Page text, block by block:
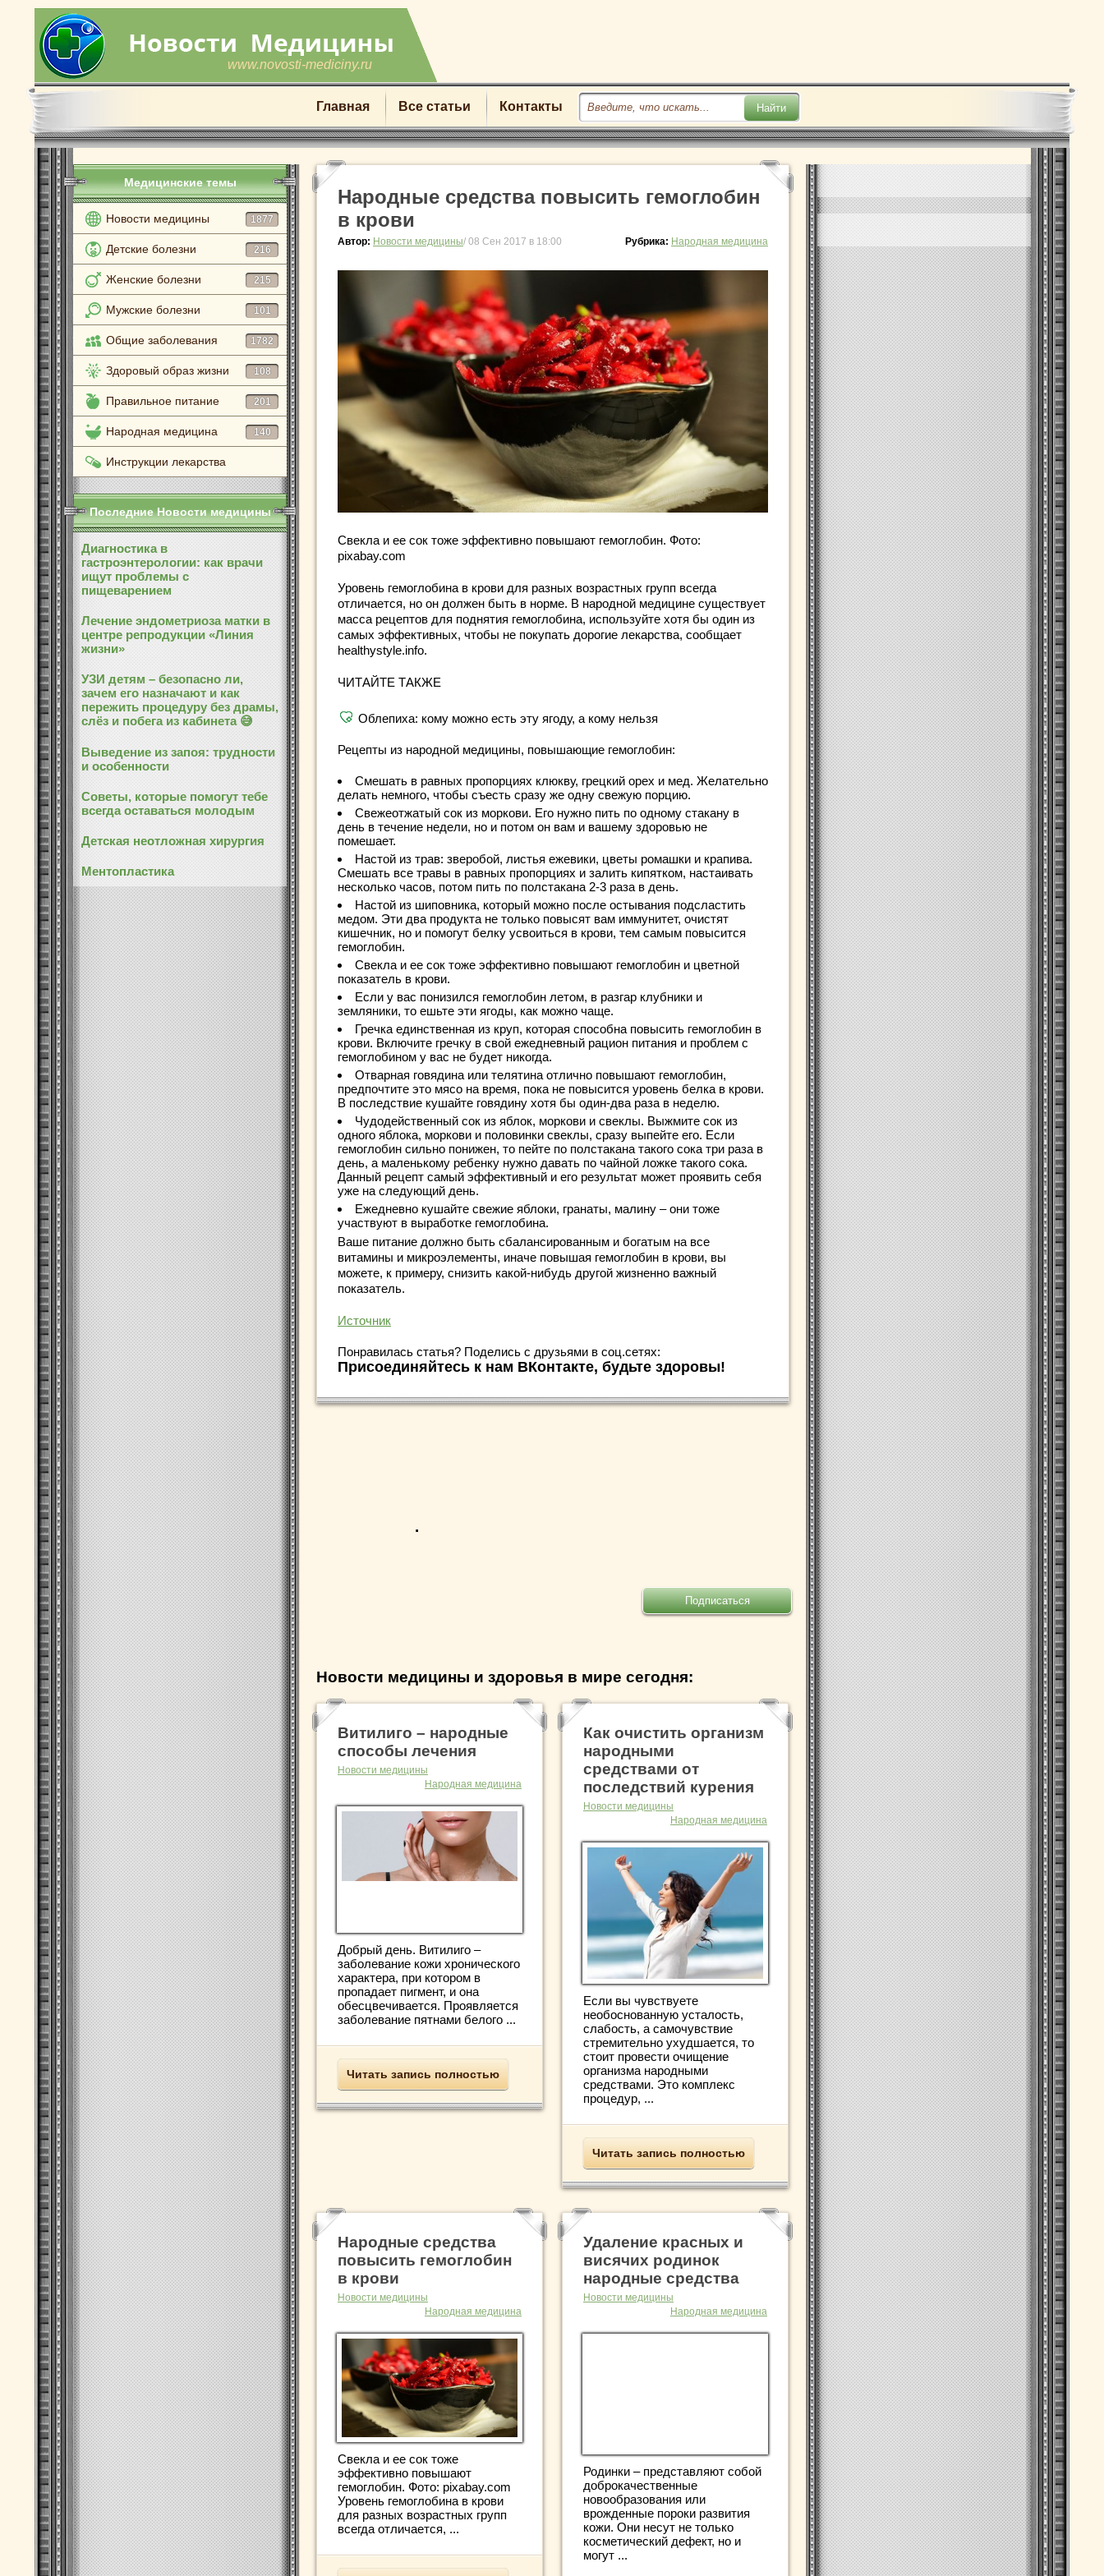
www.novosti-mediciny.ru
Главная Все статьи Контакты
Медицинские темы
Новости медицины 1877
Детские болезни 216
Женские болезни 215
Мужские болезни 101
Общие заболевания 1782
Здоровый образ жизни 108
Правильное питание 201
Народная медицина 140
Инструкции лекарства
Последние Новости медицины
Диагностика в
гастроэнтерологии: как врачи
ищут проблемы с
пищеварением
Лечение эндометриоза матки в
центре репродукции «Линия
жизни»
УЗИ детям – безопасно ли,
зачем его назначают и как
пережить процедуру без драмы,
слёз и побега из кабинета 😅
Выведение из запоя: трудности
и особенности
Советы, которые помогут тебе
всегда оставаться молодым
Детская неотложная хирургия
Ментопластика
Народные средства повысить гемоглобин
в крови
Автор: Новости медицины/ 08 Сен 2017 в 18:00 Рубрика: Народная медицина
Свекла и ее сок тоже эффективно повышают гемоглобин. Фото:
pixabay.com
Уровень гемоглобина в крови для разных возрастных групп всегда
отличается, но он должен быть в норме. В народной медицине существует
масса рецептов для поднятия гемоглобина, используйте хотя бы один из
самых эффективных, чтобы не покупать дорогие лекарства, сообщает
healthystyle.info.
ЧИТАЙТЕ ТАКЖЕ
Облепиха: кому можно есть эту ягоду, а кому нельзя
Рецепты из народной медицины, повышающие гемоглобин:
Смешать в равных пропорциях клюкву, грецкий орех и мед. Желательно
делать немного, чтобы съесть сразу же одну свежую порцию.
Свежеотжатый сок из моркови. Его нужно пить по одному стакану в
день в течение недели, но и потом он вам и вашему здоровью не
помешает.
Настой из трав: зверобой, листья ежевики, цветы ромашки и крапива.
Смешать все травы в равных пропорциях и залить кипятком, настаивать
несколько часов, потом пить по полстакана 2-3 раза в день.
Настой из шиповника, который можно после остывания подсластить
медом. Эти два продукта не только повысят вам иммунитет, очистят
кишечник, но и помогут белку усвоиться в крови, тем самым повысится
гемоглобин.
Свекла и ее сок тоже эффективно повышают гемоглобин и цветной
показатель в крови.
Если у вас понизился гемоглобин летом, в разгар клубники и
земляники, то ешьте эти ягоды, как можно чаще.
Гречка единственная из круп, которая способна повысить гемоглобин в
крови. Включите гречку в свой ежедневный рацион питания и проблем с
гемоглобином у вас не будет никогда.
Отварная говядина или телятина отлично повышают гемоглобин,
предпочтите это мясо на время, пока не повысится уровень белка в крови.
В последствие кушайте говядину хотя бы один-два раза в неделю.
Чудодейственный сок из яблок, моркови и свеклы. Выжмите сок из
одного яблока, моркови и половинки свеклы, сразу выпейте его. Если
гемоглобин сильно понижен, то пейте по полстакана такого сока три раза в
день, а маленькому ребенку нужно давать по чайной ложке такого сока.
Данный рецепт самый эффективный и его результат может проявить себя
уже на следующий день.
Ежедневно кушайте свежие яблоки, гранаты, малину – они тоже
участвуют в выработке гемоглобина.
Ваше питание должно быть сбалансированным и богатым на все
витамины и микроэлементы, иначе повышая гемоглобин в крови, вы
можете, к примеру, снизить какой-нибудь другой жизненно важный
показатель.
Источник
Понравилась статья? Поделись с друзьями в соц.сетях:
Присоединяйтесь к нам ВКонтакте, будьте здоровы!
.
Новости медицины и здоровья в мире сегодня:
Витилиго – народные
способы лечения
Новости медицины
Народная медицина
Добрый день. Витилиго –
заболевание кожи хронического
характера, при котором в
пропадает пигмент, и она
обесцвечивается. Проявляется
заболевание пятнами белого ...
Читать запись полностью
Как очистить организм
народными
средствами от
последствий курения
Новости медицины
Народная медицина
Если вы чувствуете
необоснованную усталость,
слабость, а самочувствие
стремительно ухудшается, то
стоит провести очищение
организма народными
средствами. Это комплекс
процедур, ...
Читать запись полностью
Народные средства
повысить гемоглобин
в крови
Новости медицины
Народная медицина
Свекла и ее сок тоже
эффективно повышают
гемоглобин. Фото: pixabay.com
Уровень гемоглобина в крови
для разных возрастных групп
всегда отличается, ...
Удаление красных и
висячих родинок
народные средства
Новости медицины
Народная медицина
Родинки – представляют собой
доброкачественные
новообразования или
врожденные пороки развития
кожи. Они несут не только
косметический дефект, но и
могут ...